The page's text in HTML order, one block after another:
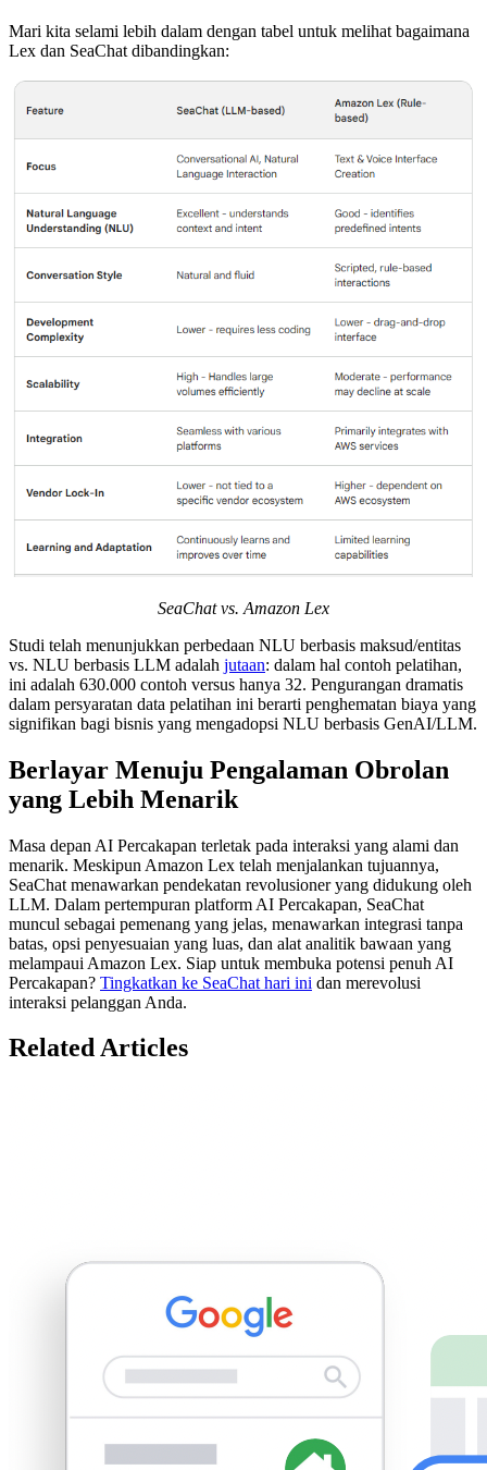
Mari kita selami lebih dalam dengan tabel untuk melihat bagaimana
Lex dan SeaChat dibandingkan:
SeaChat vs. Amazon Lex
Studi telah menunjukkan perbedaan NLU berbasis maksud/entitas
vs. NLU berbasis LLM adalah jutaan: dalam hal contoh pelatihan,
ini adalah 630.000 contoh versus hanya 32. Pengurangan dramatis
dalam persyaratan data pelatihan ini berarti penghematan biaya yang
signifikan bagi bisnis yang mengadopsi NLU berbasis GenAI/LLM.
Berlayar Menuju Pengalaman Obrolan
yang Lebih Menarik
Masa depan AI Percakapan terletak pada interaksi yang alami dan
menarik. Meskipun Amazon Lex telah menjalankan tujuannya,
SeaChat menawarkan pendekatan revolusioner yang didukung oleh
LLM. Dalam pertempuran platform AI Percakapan, SeaChat
muncul sebagai pemenang yang jelas, menawarkan integrasi tanpa
batas, opsi penyesuaian yang luas, dan alat analitik bawaan yang
melampaui Amazon Lex. Siap untuk membuka potensi penuh AI
Percakapan? Tingkatkan ke SeaChat hari ini dan merevolusi
interaksi pelanggan Anda.
Related Articles